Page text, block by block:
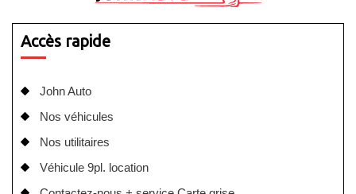
Accès rapide
John Auto
Nos véhicules
Nos utilitaires
Véhicule 9pl. location